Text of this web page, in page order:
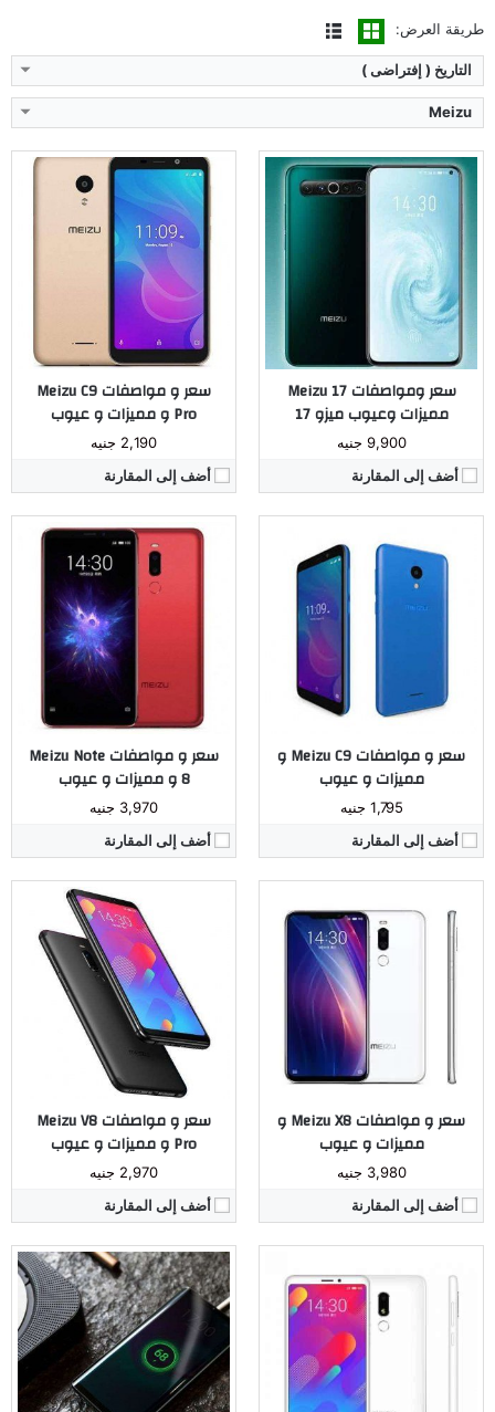
طريقة العرض:
التاريخ ( إفتراضى )
Meizu
سعر ومواصفات Meizu 17
مميزات وعيوب ميزو 17
9,900 جنيه
أضف إلى المقارنة
سعر و مواصفات Meizu C9
Pro و مميزات و عيوب
2,190 جنيه
أضف إلى المقارنة
سعر و مواصفات Meizu C9 و
مميزات و عيوب
1,795 جنيه
أضف إلى المقارنة
المُعالج:Unisoc SC9832E رباعي النواة
الكاميرا:خلفية بدقة 13 ميجا بيكسل / أمامية بدقة 8 ميجا بيكسل
ذاكرة داخليه / رام:
الشاشة:IGZO IPS LCD بحجم 5.45 بوصة
البطارية:ليثيوم أيون 3000 مللي أمبير
نظام التشغيل:
أندرويد 8.0 أوريو
مراجعة كاملة ←
سعر و مواصفات Meizu Note
8 و مميزات و عيوب
3,970 جنيه
أضف إلى المقارنة
المُعالج:كوالكوم سنابدراجون 632 ثماني النواة
الكاميرا:خلفية مزدوجة بدقة 12 و 5 ميجا بيكسل / أمامية بدقة 8 ميجا بيكسل
ذاكرة داخليه / رام:
الشاشة:IPS LCD بحجم 6.0 بوصة
البطارية:
ليثيوم أيون 3600 مللي أمبير
نظام التشغيل:
مراجعة كاملة ←
سعر و مواصفات Meizu X8 و
مميزات و عيوب
3,980 جنيه
أضف إلى المقارنة
المُعالج:
خلفية مزدوجة بدقة 12 و 5 ميجا بيكسل / أمامية بدقة 20 ميجا بيكسل
ذاكرة داخليه / رام:
أندرويد 8.0 أوريو
مراجعة كاملة ←
سعر و مواصفات Meizu V8
Pro و مميزات و عيوب
2,970 جنيه
أضف إلى المقارنة
خلفية مزدوجة بدقة 12 و 5 ميجا بيكسل / أمامية بدقة 5 ميجا بيكسل
ذاكرة داخليه / رام:64 جيجا بايت / 4 جيجا بايت
ليثيوم أيون 3100 مللي أمبير
أندرويد 8.0 أوريو
مراجعة كاملة ←
المُعالج:
الكاميرا:
خلفية بدقة 13 ميجا بيكسل / أمامية بدقة 5 ميجا بيكسل
ذاكرة داخليه / رام:32 جيجا بايت / 3 جيجا بايت
ليثيوم أيون 3200 مللي أمبير
نظام التشغيل:أندرويد 8.0 أوريو
مراجعة كاملة ←
خلفية مزدوجة بدقة 12 و 20 ميجا بيكسل / أمامية بدقة 20 ميجا بيكسل
ذاكرة داخليه / رام:64 أو 128 جيجا بايت / 4 أو 6 جيجا بايت
الشاشة:أموليد بحجم 5.99 بوصة
البطارية:ليثيوم أيون
نظام التشغيل: أندرويد 9.0 باي
مراجعة كاملة ←